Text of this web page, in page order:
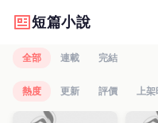
短篇小說
全部 連載 完結
熱度 更新 評價 上架